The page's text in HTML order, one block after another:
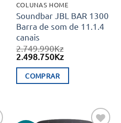
COLUNAS HOME
Soundbar JBL BAR 1300
Barra de som de 11.1.4
canais
2.749.990Kz
O
original
era:
2.498.750KzO
é:
COMPRAR